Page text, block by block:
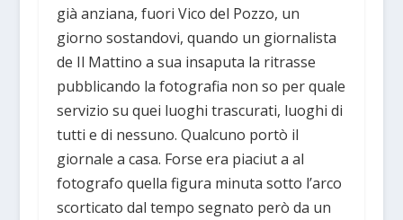
già anziana, fuori Vico del Pozzo, un
giorno sostandovi, quando un giornalista
de Il Mattino a sua insaputa la ritrasse
pubblicando la fotografia non so per quale
servizio su quei luoghi trascurati, luoghi di
tutti e di nessuno. Qualcuno portò il
giornale a casa. Forse era piaciut a al
fotografo quella figura minuta sotto l’arco
scorticato dal tempo segnato però da un